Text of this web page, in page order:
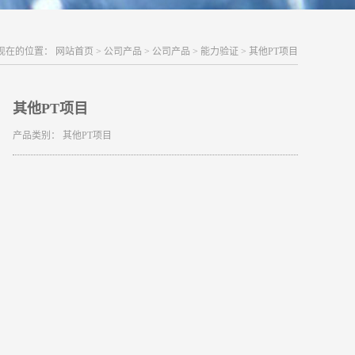
在的位置： 网站首页 > 公司产品 > 公司产品 > 能力验证 > 其他PT项目
其他PT项目
产品类别： 其他PT项目